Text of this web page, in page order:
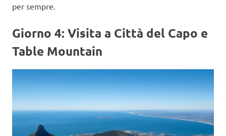
per sempre.
Giorno 4: Visita a Città del Capo e
Table Mountain